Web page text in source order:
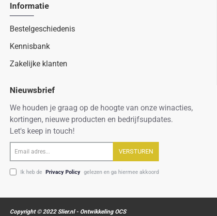
Informatie
Bestelgeschiedenis
Kennisbank
Zakelijke klanten
Nieuwsbrief
We houden je graag op de hoogte van onze winacties,
kortingen, nieuwe producten en bedrijfsupdates.
Let's keep in touch!
adres...
VERSTUREN
Ik heb de Privacy Policy gelezen en ga hiermee akkoord
Copyright © 2022 Slier.nl - Ontwikkeling OCS